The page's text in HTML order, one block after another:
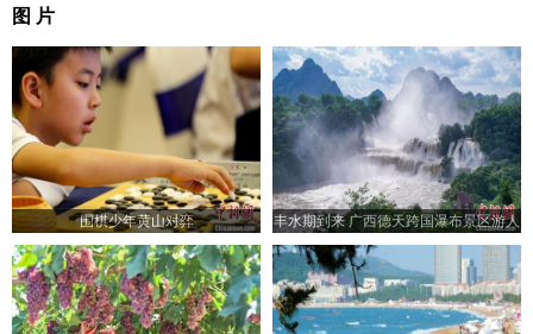
图 片
围棋少年黄山对弈
丰水期到来 广西德天跨国瀑布景区游人
如织